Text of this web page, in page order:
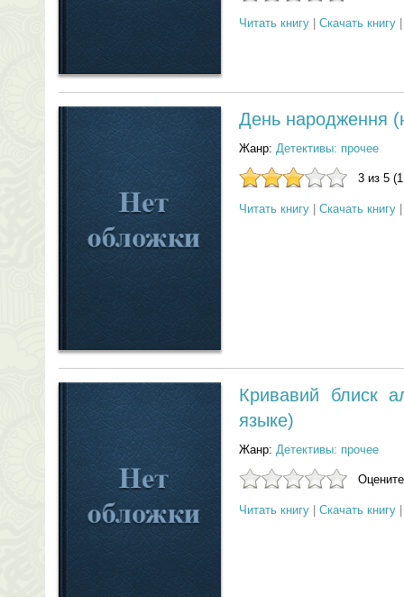
Читать книгу Скачать книгу
День народження
Жанр: Детективы: прочее
3 из 5
Читать книгу Скачать книгу
Кривавий блиск
языке)
Жанр: Детективы: прочее
Читать книгу Скачать книгу